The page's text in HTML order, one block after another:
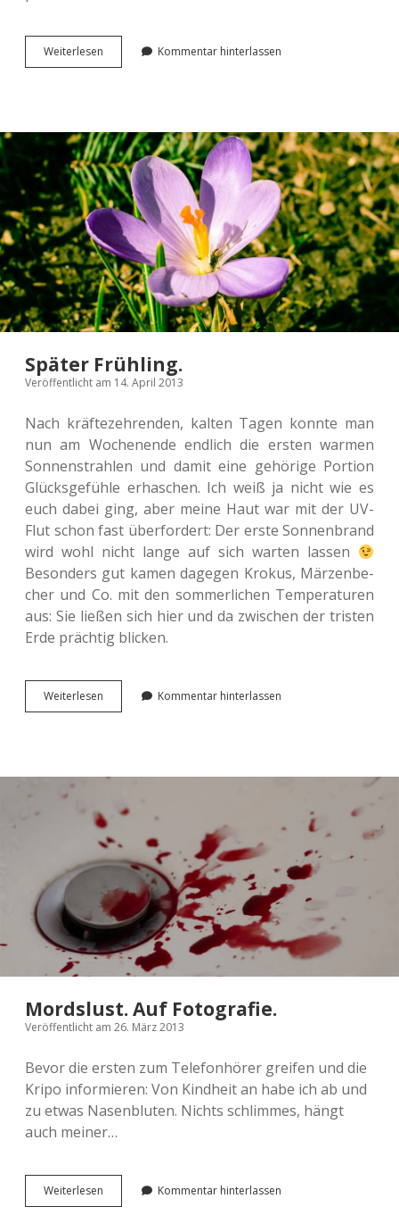
Wei­ter­le­sen
Note­
Kommentar hinterlassen
Später Frühling.
Veröffentlicht am 14. April 2013
Nach kräf­te­zeh­ren­den, kalten Tagen konnte man
nun am Wochen­en­de end­lich die ersten warmen
Son­nen­strah­len und damit eine gehö­ri­ge Por­ti­on
Glücks­ge­füh­le erha­schen. Ich weiß ja nicht wie es
euch dabei ging, aber meine Haut war mit der UV-
Flut schon fast über­for­dert: Der erste Son­nen­brand
wird wohl nicht lange auf sich warten lassen
Beson­ders gut kamen dage­gen Krokus, Märzen­be­
cher und Co. mit den som­mer­li­chen Tem­pe­ra­tu­ren
aus: Sie ließen sich hier und da zwi­schen der tris­ten
Erde präch­tig blicken.
Wei­ter­le­sen
Früh­
Kommentar hinterlassen
Mordslust. Auf Fotografie.
Veröffentlicht am 26. März 2013
Bevor die ersten zum Tele­fon­hö­rer grei­fen und die
Kripo infor­mie­ren: Von Kind­heit an habe ich ab und
zu etwas Nasen­blu­ten. Nichts schlim­mes, hängt
auch meiner…
Wei­ter­le­sen
lust.
Kommentar hinterlassen